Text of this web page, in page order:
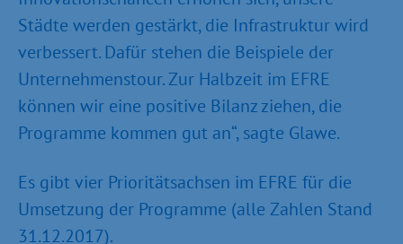
Städte werden gestärkt, die Infrastruktur wird
verbessert. Dafür stehen die Beispiele der
Unternehmenstour. Zur Halbzeit im EFRE
können wir eine positive Bilanz ziehen, die
Programme kommen gut an“, sagte Glawe.
Es gibt vier Prioritätsachsen im EFRE für die
Umsetzung der Programme (alle Zahlen Stand
31.12.2017).